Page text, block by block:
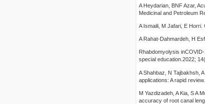
A Heydarian, BNF Azar,
Medicinal and Petroleum
A Ismaili, M Jafari, E
A Rahat-Dahmardeh, H
Rhabdomyolysis
special education.2022;
A Shahbaz, N Tajbakhsh,
applications: A rapid
M Yazdizadeh, A Kia, S A
accuracy of root canal